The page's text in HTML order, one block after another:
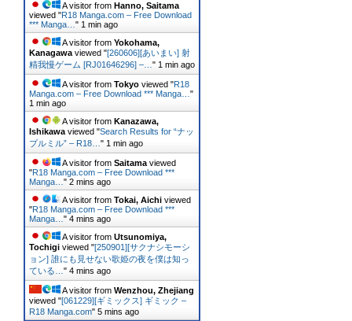
A visitor from Hanno, Saitama
viewed "R18 Manga.com – Free Download
*** Manga… " 1 min ago
A visitor from Yokohama,
Kanagawa viewed "[260606][あいまい] 射
精我慢ゲーム [RJ01646296] –… " 1 min ago
A visitor from Tokyo viewed "R18
Manga.com – Free Download *** Manga… "
1 min ago
A visitor from Kanazawa,
Ishikawa viewed "Search Results for “ナッ
プルミル” – R18… " 1 min ago
A visitor from Saitama viewed
"R18 Manga.com – Free Download ***
Manga… " 2 mins ago
A visitor from Tokai, Aichi viewed
"R18 Manga.com – Free Download ***
Manga… " 4 mins ago
A visitor from Utsunomiya,
Tochigi viewed "[250901][サクナシモーシ
ョン] 誰にも見せない歌姫の夜を僕は知っ
ている… " 4 mins ago
A visitor from Wenzhou, Zhejiang
viewed "[061229][ギミックス] ギミック –
R18 Manga.com" 5 mins ago